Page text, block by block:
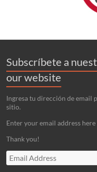
Subscríbete a
our website
Ingresa tu dirección de email
sitio.
Enter your email address
Thank you!
Email
Address